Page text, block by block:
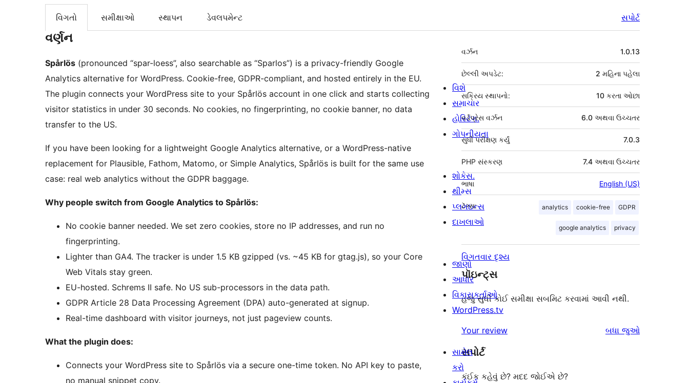
વિગતો સમીક્ષાઓ સ્થાપન ડેવલપમેન્ટ સપોર્ટ
વર્ણન
Spårlös (pronounced “spar-loess”, also searchable as “Sparlos”) is a privacy-friendly Google
Analytics alternative for WordPress. Cookie-free, GDPR-compliant, and hosted entirely in the EU.
The plugin connects your WordPress site to your Spårlös account in one click and starts collecting
visitor statistics in under 30 seconds. No cookies, no fingerprinting, no cookie banner, no data
transfer to the US.
If you have been looking for a lightweight Google Analytics alternative, or a WordPress-native
replacement for Plausible, Fathom, Matomo, or Simple Analytics, Spårlös is built for the same use
case: real web analytics without the GDPR baggage.
Why people switch from Google Analytics to Spårlös:
No cookie banner needed. We set zero cookies, store no IP addresses, and run no
fingerprinting.
Lighter than GA4. The tracker is under 1.5 KB gzipped (vs. ~45 KB for gtag.js), so your Core
Web Vitals stay green.
EU-hosted. Schrems II safe. No US sub-processors in the data path.
GDPR Article 28 Data Processing Agreement (DPA) auto-generated at signup.
Real-time dashboard with visitor journeys, not just pageview counts.
What the plugin does:
Connects your WordPress site to Spårlös via a secure one-time token. No API key to paste,
no manual snippet copy.
મેટા
વર્ઝન 1.0.13
છેલ્લી અપડેટ: 2 મહિના પહેલા
સક્રિય સ્થાપનો: 10 કરતા ઓછા
વર્ડપ્રેસ વર્ઝન 6.0 અથવા ઉચ્ચતર
7.0.3
સુધી પરીક્ષણ કર્યું
PHP સંસ્કરણ 7.4 અથવા ઉચ્ચતર
ભાષા English (US)
ટૅગ્સ: analytics cookie-free GDPR
google analytics privacy
વિગતવાર દૃશ્ય
પૉઇન્ટ્સ
હજુ સુધી કોઈ સમીક્ષા સબમિટ કરવામાં આવી નથી.
Your review બધા સમીક્ષાઓ
જુઓ
સપોર્ટ
કંઈક કહેવું છે? મદદ જોઈએ છે?
વિશે
સમાચાર
હોસ્ટિંગ.
ગોપનીયતા
શોકેસ.
થીમ્સ
પ્લગઇન્સ
દાખલાઓ
જાણો
આધાર
વિકાસકર્તાઓ
WordPress.tv
સામેલ
કરો